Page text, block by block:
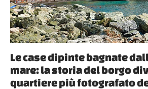
Le case dipinte bagnate
mare: la storia del borgo
quartiere più fotografato